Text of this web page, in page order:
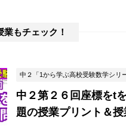
業もチェック！
中２「1から学ぶ高校受験数学シリ
中２第２６回座標をt
題の授業プリント＆